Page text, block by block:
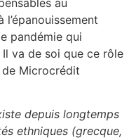
pandémie qui
va de soi que ce rôle
Microcrédit
depuis longtemps
ethniques (grecque,